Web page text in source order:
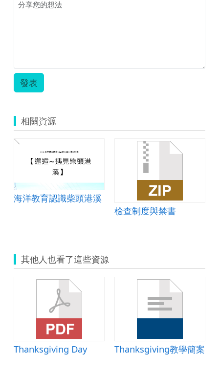
發表
相關資源
海洋教育認識柴頭港溪
檢查制度與禁書
其他人也看了這些資源
Thanksgiving Day Thanksgiving教學簡案